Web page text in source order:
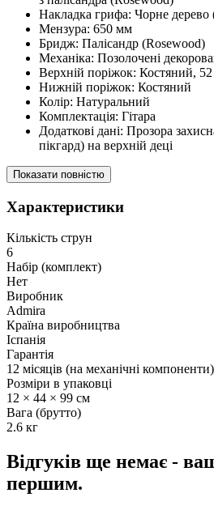
Накладка грифа: Чорне дерево
Мензура: 650 мм
Бридж: Палісандр (Rosewood)
Механіка: Позолочені
Верхній поріжок: Костяний,
Нижній поріжок: Костяний
Колір: Натуральний
Комплектація: Гітара
Додаткові дані: Прозора
пікгард) на верхній деці
Показати повністю
Характеристики
Кількість струн
6
Набір (комплект)
Нет
Виробник
Admira
Країна виробництва
Іспанія
Гарантія
12 місяців (на механічні компоненти)
Розміри в упаковці
12 × 44 × 99 см
Вага (брутто)
2.6 кг
Відгуків ще немає -
першим.